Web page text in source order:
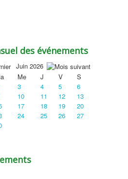
des événements
Juin 2026
Me J V
S
3 4 5
6
10 11 12
13
17 18 19
20
24 25 26
27